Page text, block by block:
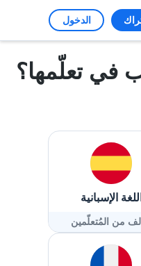
الدخول
في تعلّمها؟
اللغة الإسبانية